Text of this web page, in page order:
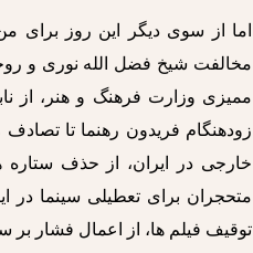
اما از سوی دیگر این روز برای
مخالفت شیخ فضل الله نوری و
ممیزی وزارت فرهنگ و هنر، از
زودهنگام فریدون رهنما تا
خارجی در ایران، از حذف
متحجران برای تعطیلی سینما در
توقیف فیلم ها، از اعمال فشار بر